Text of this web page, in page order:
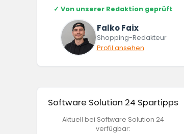
✓ Von unserer Redaktion geprüft
Falko Faix
Shopping-Redakteur
Profil ansehen
Software Solution 24 Spartipps
Aktuell bei Software Solution 24
verfügbar: